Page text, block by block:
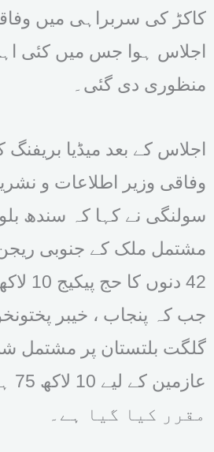
کاکڑ کی سربراہی میں
اجلاس ہوا جس میں کئی
منظوری دی گئی۔
اجلاس کے بعد میڈیا بریفنگ
وفاقی وزیر اطلاعات و
سولنگی نے کہا کہ سندھ
جب کہ پنجاب ، خیبر
گلگت بلتستان پر مشتمل
مقرر کیا گیا ہے۔